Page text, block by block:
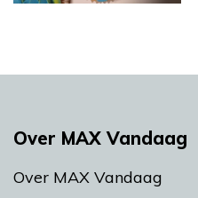
Over MAX Vandaag
Over MAX Vandaag